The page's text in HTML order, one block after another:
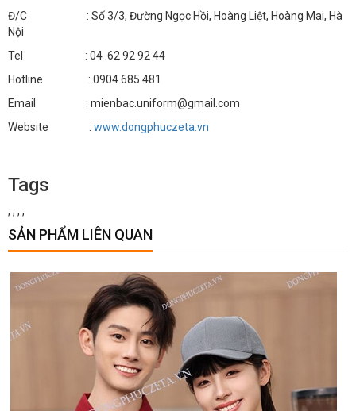
Đ/C : Số 3/3, Đường Ngọc Hồi, Hoàng Liệt, Hoàng Mai, Hà
Nội
Tel : 04 .62 92 92 44
Hotline : 0904.685.481
Email : mienbac.uniform@gmail.com
Website : www.dongphuczeta.vn
Tags
, , , ,
SẢN PHẨM LIÊN QUAN